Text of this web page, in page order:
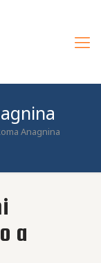
Anagnina
a